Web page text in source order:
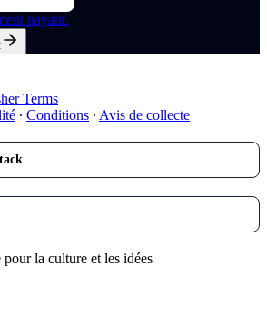
payant.
Terms
∙ Conditions ∙ Avis de collecte
la culture et les idées